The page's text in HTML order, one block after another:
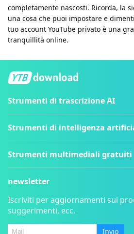
completamente nascosti. Ricorda, la
una cosa che puoi impostare e
tuo account YouTube privato è una
tranquillità online.
Strumenti di trascrizione AI
Strumenti di intelligenza
Strumenti multimediali gratuiti
newsletter
Iscriviti per aggiornamenti sui
suggerimenti, ecc.
Invio